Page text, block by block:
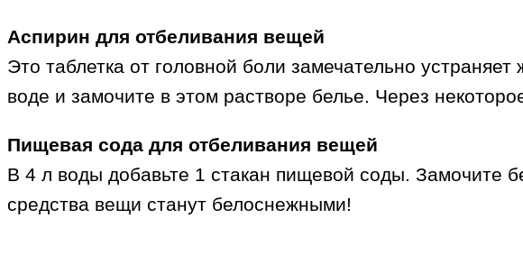
Аспирин для отбеливания вещей
Это таблетка от головной боли замечательно
воде и замочите в этом растворе белье. Через
Пищевая сода для отбеливания вещей
В 4 л воды добавьте 1 стакан пищевой соды. Замочите
средства вещи станут белоснежными!